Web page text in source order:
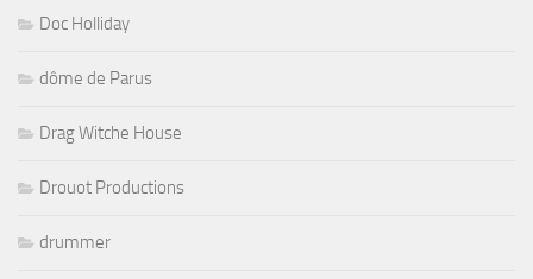
Doc Holliday
dôme de Parus
Drag Witche House
Drouot Productions
drummer